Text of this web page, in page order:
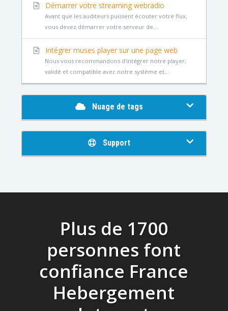
Démarrer votre streaming webradio
Avant que les auditeurs puissent écouter votre flux,
vous devez démarrer votre serveur de...
Intégrer muses player sur une page web
Nous vous recommandons d'intégrer notre player,
validé et compatible avec notre système et...
Nuage de tags
Support
Plus de 1700
personnes font
confiance France
Hebergement